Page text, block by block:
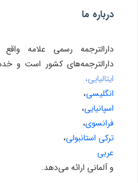
درباره ما
دارالترجمه رسمی علامه
دارالترجمه‌های کشور است و
ایتالیایی،
انگلیسی،
اسپانیایی،
فرانسوی،
ترکی استانبولی،
عربی
و آلمانی ارائه می‌دهد.